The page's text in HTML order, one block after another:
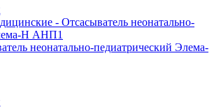
неонатально-педиатрический Элема-